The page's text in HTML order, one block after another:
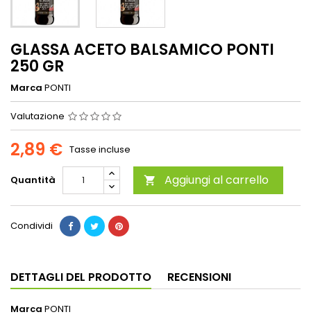
GLASSA ACETO BALSAMICO PONTI
250 GR
Marca PONTI
Valutazione
2,89 € Tasse incluse
Quantità  Aggiungi al carrello
Condividi
DETTAGLI DEL PRODOTTO RECENSIONI
Marca PONTI